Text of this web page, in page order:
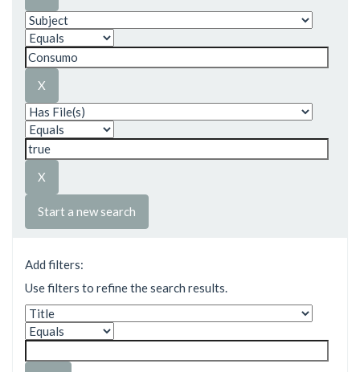
Start a new search
Add filters:
Use filters to refine the search results.